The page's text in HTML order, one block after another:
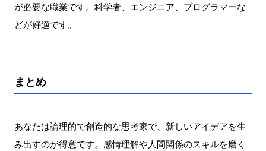
が必要な職業です。科学者、エンジニア、プログラマーな
どが好適です。
まとめ
あなたは論理的で創造的な思考家で、新しいアイデアを生
み出すのが得意です。感情理解や人間関係のスキルを磨く